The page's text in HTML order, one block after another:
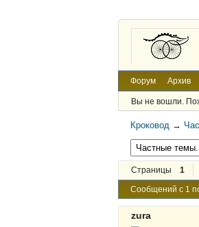
Форум Архив
Вы не вошли.
Кроковод →
Страницы 1
Сообщений с 1
zura